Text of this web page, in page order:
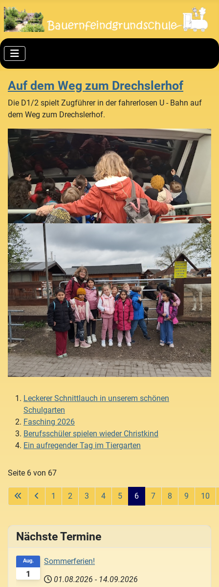
Auf dem Weg zum Drechslerhof
Die D1/2 spielt Zugführer in der fahrerlosen U - Bahn auf
dem Weg zum Drechslerhof.
Leckerer Schnittlauch in unserem schönen
Schulgarten
Fasching 2026
Berufsschüler spielen wieder Christkind
Ein aufregender Tag im Tiergarten
Seite 6 von 67
1 2 3 4 5 6 7 8 9 10
Nächste Termine
1
Aug.
Sommerferien!
01.08.2026 - 14.09.2026